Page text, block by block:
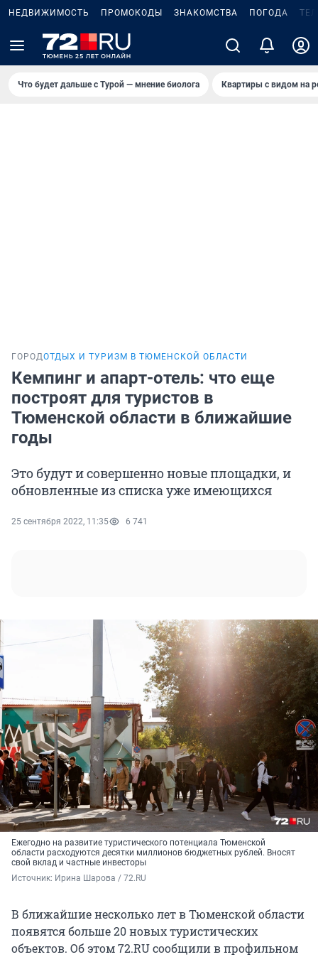
НЕДВИЖИМОСТЬ ПРОМОКОДЫ ЗНАКОМСТВА ПОГОДА
Что будет дальше с Турой — мнение биолога Квартиры с видом на
ГОРОДОТДЫХ И ТУРИЗМ В ТЮМЕНСКОЙ ОБЛАСТИ
Кемпинг и апарт-отель: что еще
построят для туристов в
Тюменской области в ближайшие
годы
Это будут и совершенно новые площадки, и
обновленные из списка уже имеющихся
25 сентября 2022, 11:35 6 741
Ежегодно на развитие туристического потенциала Тюменской
области расходуются десятки миллионов бюджетных рублей. Вносят
свой вклад и частные инвесторы
Источник: Ирина Шарова / 72.RU
В ближайшие несколько лет в Тюменской области
появятся больше 20 новых туристических
объектов. Об этом 72.RU сообщили в профильном